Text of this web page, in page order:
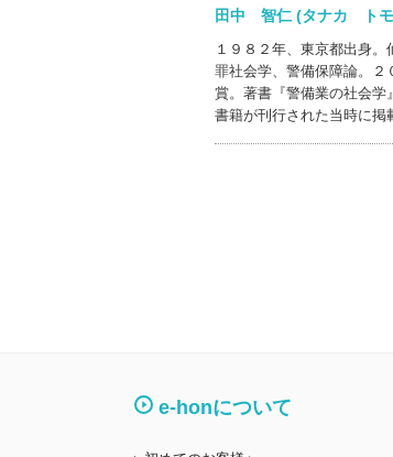
田中 智仁 (タナカ
１９８２年、東京都出身
罪社会学、警備保障論。２
賞。著書『警備業の社会学
書籍が刊行された当時に掲
e-honについて